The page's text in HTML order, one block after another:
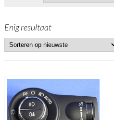
Enig resultaat